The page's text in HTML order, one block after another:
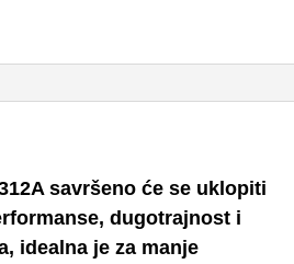
savršeno će se uklopiti
dugotrajnost i
idealna je za manje